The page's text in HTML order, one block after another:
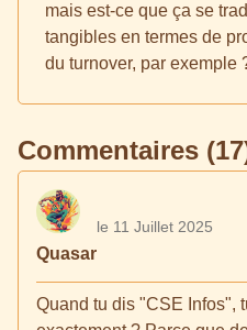
mais est-ce que ça se
tangibles en termes de
du turnover, par exemple
Commentaires
Quasar
le 11 Juillet 2025
Quand tu dis "CSE Infos",